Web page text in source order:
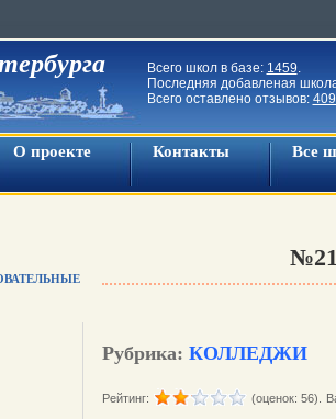
Всего школ в базе: 1459.
Последняя добавленая
Всего оставлено отзывов:
О проекте Контакты Все
Рубрика: КОЛЛЕДЖИ
Рейтинг: (оценок: 56).